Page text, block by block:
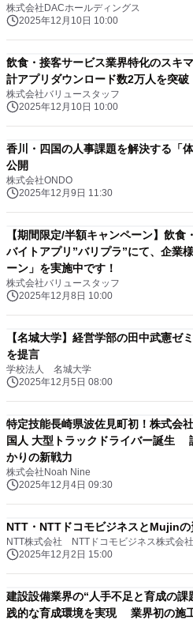
株式会社DACホールディングス
2025年12月10日 10:00
飲食・接客サービス業界特化のスキ
計アプリダウンロード数2万人を突破
株式会社バリュースタッフ
2025年12月10日 10:00
香川・四国の人事課題を解決する
公開
株式会社ONDO
2025年12月9日 11:30
【期間限定/半額キャンペーン】飲
バイトアプリ”バリプラ”にて、企業
ーン」を実施中です！
株式会社バリュースタッフ
2025年12月8日 10:00
【名城大学】経営学部の田中武憲ゼ
を提言
学校法人 名城大学
2025年12月5日 08:00
特定技能長崎県波佐見町初！株式会
国人 大型トラックドライバー誕生
かりの新戦力
株式会社Noah Nine
2025年12月4日 09:30
NTT・NTTドコモビジネスとMujin
NTT株式会社 NTTドコモビジネス株式会
2025年12月2日 15:00
建設設備業界の“人手不足と育成の
践的な育成環境を実現 業界初の施